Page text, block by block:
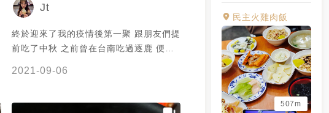
民主火雞肉飯
507m
Jt
終於迎來了我的疫情後第一聚 跟朋友們提
前吃了中秋 之前曾在台南吃過逐鹿 便一
2021-09-06